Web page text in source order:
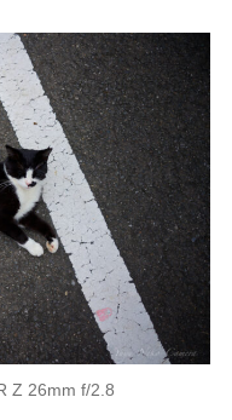
Z 26mm f/2.8